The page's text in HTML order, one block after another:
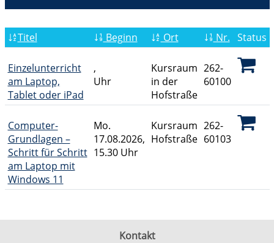
Titel Beginn Ort Nr. Status
Einzelunterricht
am Laptop,
Tablet oder iPad
,
Uhr
Kursraum
in der
Hofstraße
262-
60100
Computer-
Grundlagen –
Schritt für Schritt
am Laptop mit
Windows 11
Mo.
17.08.2026,
15.30 Uhr
Kursraum
Hofstraße
262-
60103
Kontakt